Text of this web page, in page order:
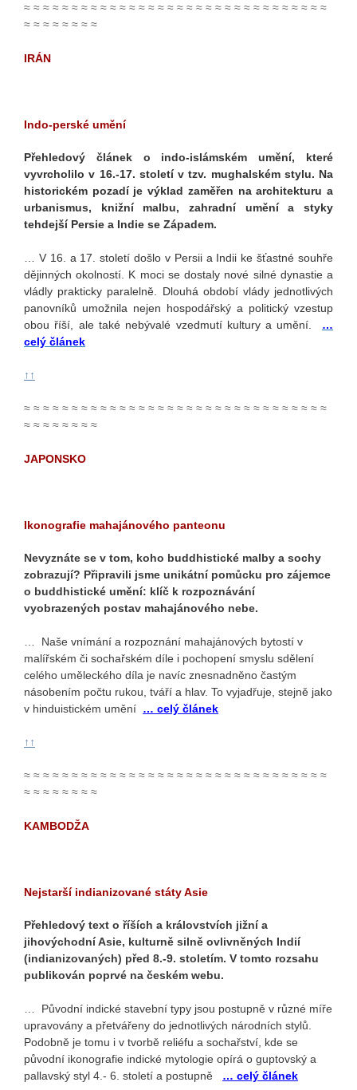
≈ ≈ ≈ ≈ ≈ ≈ ≈ ≈ ≈ ≈ ≈ ≈ ≈ ≈ ≈ ≈ ≈ ≈ ≈ ≈ ≈ ≈ ≈ ≈ ≈ ≈ ≈ ≈ ≈ ≈ ≈ ≈
≈ ≈ ≈ ≈ ≈ ≈ ≈ ≈
IRÁN
Indo-perské umění
Přehledový článek o indo-islámském umění, které
vyvrcholilo v 16.-17. století v tzv. mughalském stylu. Na
historickém pozadí je výklad zaměřen na architekturu a
urbanismus, knižní malbu, zahradní umění a styky
tehdejší Persie a Indie se Západem.
… V 16. a 17. století došlo v Persii a Indii ke šťastné souhře
dějinných okolností. K moci se dostaly nové silné dynastie a
vládly prakticky paralelně. Dlouhá období vlády jednotlivých
panovníků umožnila nejen hospodářský a politický vzestup
obou říší, ale také nebývalé vzedmutí kultury a umění.
…
celý článek
↑↑
≈ ≈ ≈ ≈ ≈ ≈ ≈ ≈ ≈ ≈ ≈ ≈ ≈ ≈ ≈ ≈ ≈ ≈ ≈ ≈ ≈ ≈ ≈ ≈ ≈ ≈ ≈ ≈ ≈ ≈ ≈ ≈
≈ ≈ ≈ ≈ ≈ ≈ ≈ ≈
JAPONSKO
Ikonografie mahajánového panteonu
Nevyznáte se v tom, koho buddhistické malby a sochy
zobrazují? Připravili jsme unikátní pomůcku pro zájemce
o buddhistické umění: klíč k rozpoznávání
vyobrazených postav mahajánového nebe.
… Naše vnímání a rozpoznání mahajánových bytostí v
malířském či sochařském díle i pochopení smyslu sdělení
celého uměleckého díla je navíc znesnadněno častým
násobením počtu rukou, tváří a hlav. To vyjadřuje, stejně jako
v hinduistickém umění … celý článek
↑↑
≈ ≈ ≈ ≈ ≈ ≈ ≈ ≈ ≈ ≈ ≈ ≈ ≈ ≈ ≈ ≈ ≈ ≈ ≈ ≈ ≈ ≈ ≈ ≈ ≈ ≈ ≈ ≈ ≈ ≈ ≈ ≈
≈ ≈ ≈ ≈ ≈ ≈ ≈ ≈
KAMBODŽA
Nejstarší indianizované státy Asie
Přehledový text o říších a královstvích jižní a
jihovýchodní Asie, kulturně silně ovlivněných Indií
(indianizovaných) před 8.-9. stoletím. V tomto rozsahu
publikován poprvé na českém webu.
… Původní indické stavební typy jsou postupně v různé míře
upravovány a přetvářeny do jednotlivých národních stylů.
Podobně je tomu i v tvorbě reliéfu a sochařství, kde se
původní ikonografie indické mytologie opírá o guptovský a
pallavský styl 4.- 6. století a postupně … celý článek